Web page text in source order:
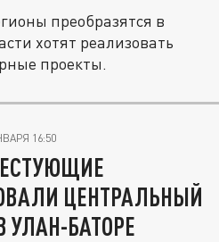
преобразятся в
хотят реализовать
проекты.
16:50
ЦЕНТРАЛЬНЫЙ
УЛАН-БАТОРЕ